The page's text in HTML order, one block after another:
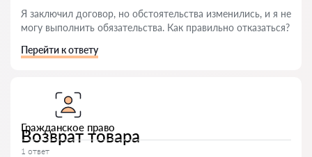
Я заключил договор, но обстоятельства изменились, и я не
могу выполнить обязательства. Как правильно отказаться?
Перейти к ответу
Гражданское право
Возврат товара
1 ответ